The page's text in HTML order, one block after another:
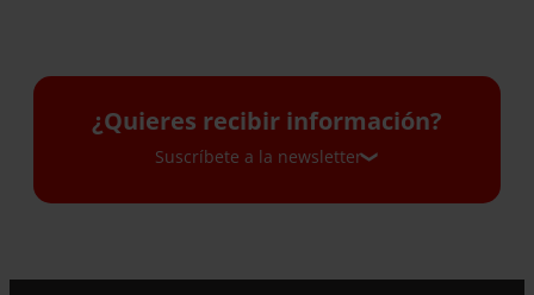
¿Quieres recibir información?
Suscríbete a la newsletter